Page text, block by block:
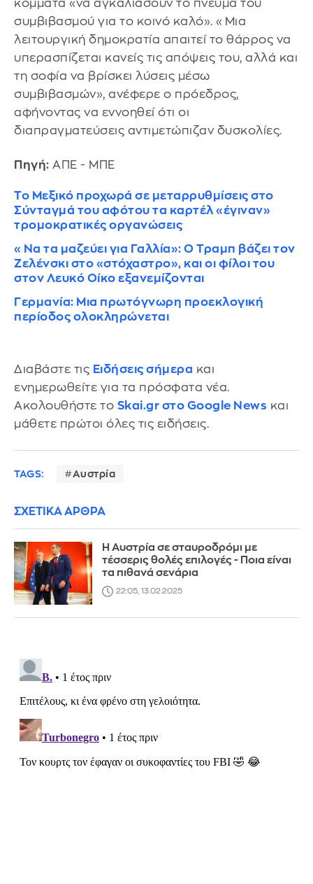
κόμματα «να αγκαλιάσουν το πνεύμα του
συμβιβασμού για το κοινό καλό». «Μια
λειτουργική δημοκρατία απαιτεί το θάρρος να
υπερασπίζεται κανείς τις απόψεις του, αλλά και
τη σοφία να βρίσκει λύσεις μέσω
συμβιβασμών», ανέφερε ο πρόεδρος,
αφήνοντας να εννοηθεί ότι οι
διαπραγματεύσεις αντιμετώπιζαν δυσκολίες.
Πηγή: ΑΠΕ - ΜΠΕ
Το Μεξικό προχωρά σε μεταρρυθμίσεις στο
Σύνταγμά του αφότου τα καρτέλ «έγιναν»
τρομοκρατικές οργανώσεις
«Να τα μαζεύει για Γαλλία»: Ο Τραμπ βάζει τον
Ζελένσκι στο «στόχαστρο», και οι φίλοι του
στον Λευκό Οίκο εξανεμίζονται
Γερμανία: Μια πρωτόγνωρη προεκλογική
περίοδος ολοκληρώνεται
Διαβάστε τις Ειδήσεις σήμερα και
ενημερωθείτε για τα πρόσφατα νέα.
Ακολουθήστε το Skai.gr στο Google News και
μάθετε πρώτοι όλες τις ειδήσεις.
TAGS: Αυστρία
ΣΧΕΤΙΚΑ ΑΡΘΡΑ
Η Αυστρία σε σταυροδρόμι με
τέσσερις θολές επιλογές - Ποια είναι
τα πιθανά σενάρια
22:05, 13.02.2025